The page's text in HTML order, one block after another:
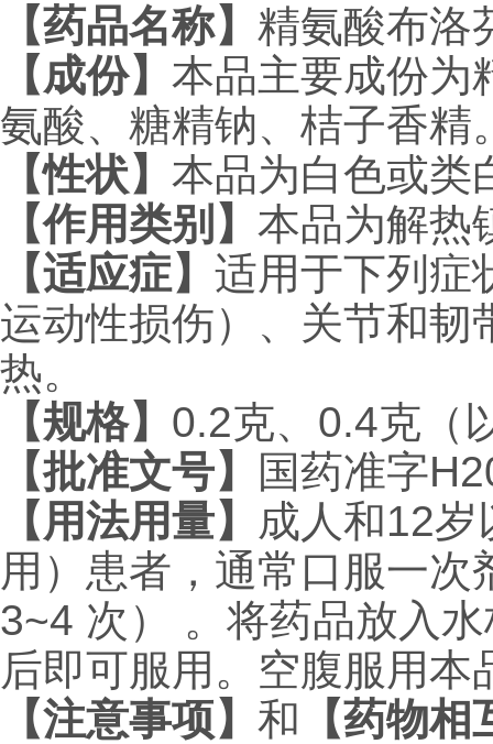
【药品名称】 精氨酸布洛
【成份】 本品主要成份为
氨酸、糖精钠、桔子香精
【性状】 本品为白色或类
【作用类别】 本品为解热
【适应症】 适用于下列症
运动性损伤）、关节和韧
热。
【规格】 0.2克、0.4克（
【批准文号】
国药准字
【用法用量】 成人和12
用）患者，通常口服一
3~4 次） 。将药品放入
后即可服用。空腹服用本
【注意事项】 和 【药物